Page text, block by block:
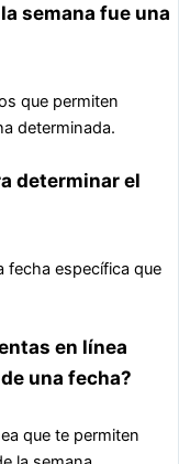
semana fue una
que permiten
determinada.
determinar el
fecha específica que
en línea
una fecha?
que te permiten